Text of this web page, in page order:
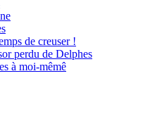
de creuser !
perdu de Delphes
à moi-mêmê